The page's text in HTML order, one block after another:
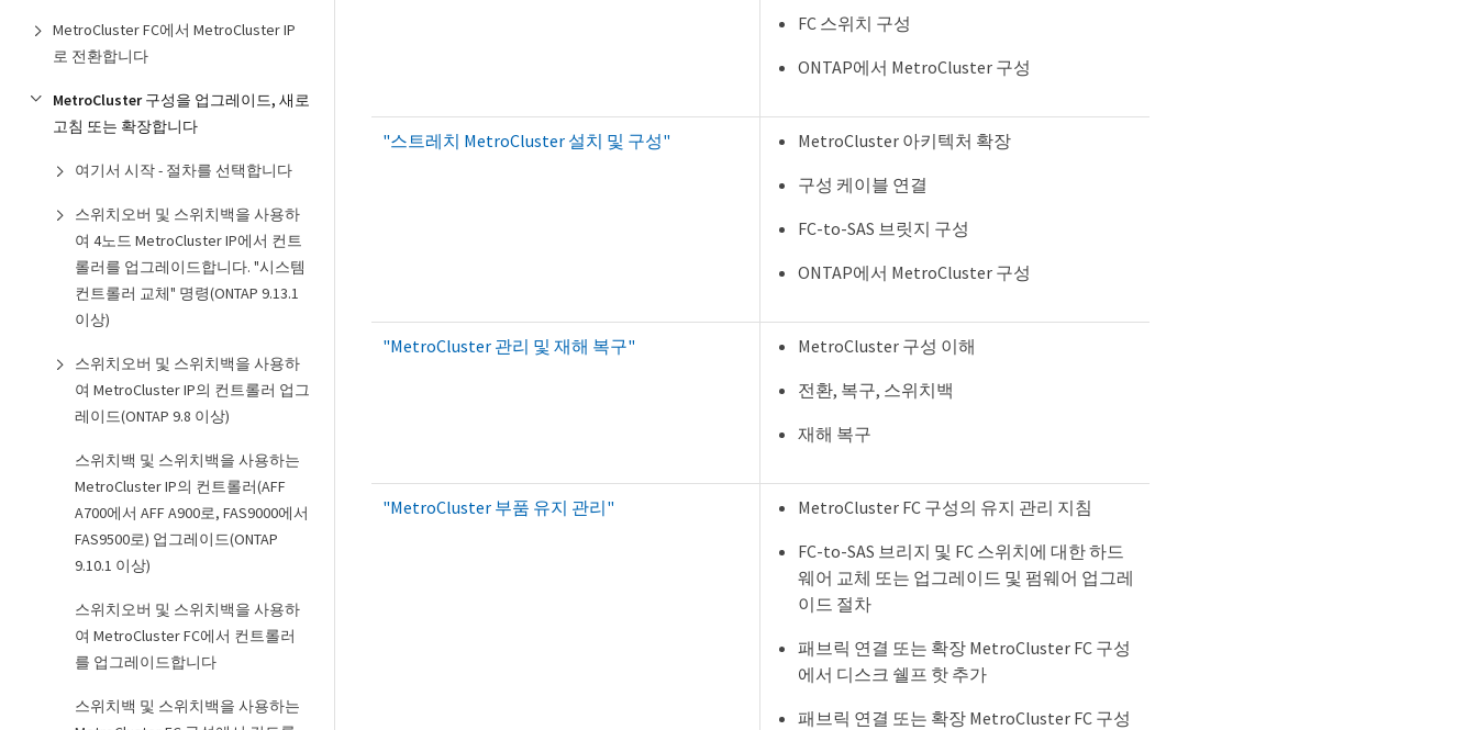
MetroCluster FC에서 MetroCluster IP
로 전환합니다
MetroCluster 구성을 업그레이드, 새로
고침 또는 확장합니다
여기서 시작 - 절차를 선택합니다
스위치오버 및 스위치백을 사용하
여 4노드 MetroCluster IP에서 컨트
롤러를 업그레이드합니다. "시스템
컨트롤러 교체" 명령(ONTAP 9.13.1
이상)
스위치오버 및 스위치백을 사용하
여 MetroCluster IP의 컨트롤러 업그
레이드(ONTAP 9.8 이상)
스위치백 및 스위치백을 사용하는
MetroCluster IP의 컨트롤러(AFF
A700에서 AFF A900로, FAS9000에서
FAS9500로) 업그레이드(ONTAP
9.10.1 이상)
스위치오버 및 스위치백을 사용하
여 MetroCluster FC에서 컨트롤러
를 업그레이드합니다
스위치백 및 스위치백을 사용하는
FC 스위치 구성
ONTAP에서 MetroCluster 구성
"스트레치 MetroCluster 설치 및 구성"
MetroCluster 아키텍처 확장
구성 케이블 연결
FC-to-SAS 브릿지 구성
ONTAP에서 MetroCluster 구성
"MetroCluster 관리 및 재해 복구"
MetroCluster 구성 이해
전환, 복구, 스위치백
재해 복구
"MetroCluster 부품 유지 관리"
MetroCluster FC 구성의 유지 관리 지침
FC-to-SAS 브리지 및 FC 스위치에 대한 하드
웨어 교체 또는 업그레이드 및 펌웨어 업그레
이드 절차
패브릭 연결 또는 확장 MetroCluster FC 구성
에서 디스크 쉘프 핫 추가
패브릭 연결 또는 확장 MetroCluster FC 구성